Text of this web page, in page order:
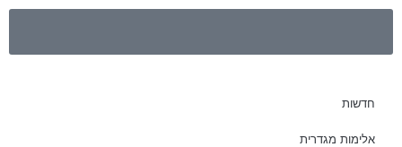
חדשות
אלימות מגדרית